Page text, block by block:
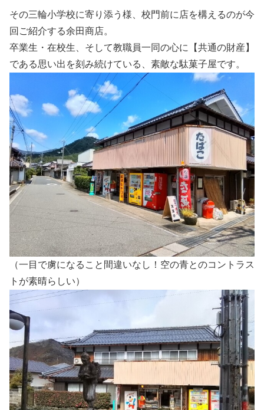
その三輪小学校に寄り添う様、校門前に店を構えるのが今
回ご紹介する余田商店。
卒業生・在校生、そして教職員一同の心に【共通の財産】
である思い出を刻み続けている、素敵な駄菓子屋です。
（一目で虜になること間違いなし！空の青とのコントラス
トが素晴らしい）